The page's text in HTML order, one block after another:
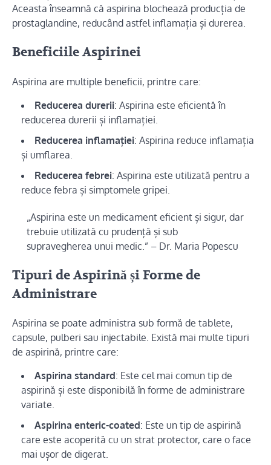
Aceasta înseamnă că aspirina blochează producția de
prostaglandine, reducând astfel inflamația și durerea.
Beneficiile Aspirinei
Aspirina are multiple beneficii, printre care:
Reducerea durerii: Aspirina este eficientă în
reducerea durerii și inflamației.
Reducerea inflamației: Aspirina reduce inflamația
și umflarea.
Reducerea febrei: Aspirina este utilizată pentru a
reduce febra și simptomele gripei.
„Aspirina este un medicament eficient și sigur, dar
trebuie utilizată cu prudență și sub
supravegherea unui medic.” – Dr. Maria Popescu
Tipuri de Aspirină și Forme de
Administrare
Aspirina se poate administra sub formă de tablete,
capsule, pulberi sau injectabile. Există mai multe tipuri
de aspirină, printre care:
Aspirina standard: Este cel mai comun tip de
aspirină și este disponibilă în forme de administrare
variate.
Aspirina enteric-coated: Este un tip de aspirină
care este acoperită cu un strat protector, care o face
mai ușor de digerat.